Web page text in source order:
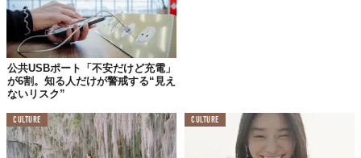
公共USBポート「不安だけど充電」
が6割。知る人だけが警戒する“見え
ないリスク”
CULTURE CULTURE